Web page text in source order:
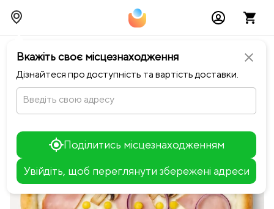
close
Вкажіть своє місцезнаходження
Дізнайтеся про доступність та вартість доставки.
Введіть свою адресу
Поділитись місцезнаходженням
Увійдіть, щоб переглянути збережені адреси
+
chevron_leftПовернутися до Pizza Go